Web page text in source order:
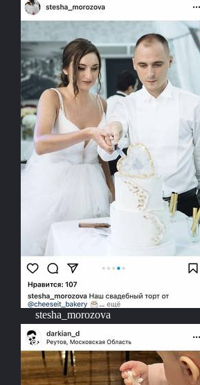
stesha_morozova